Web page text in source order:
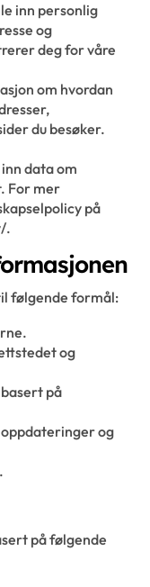
inn personlig
og
deg for våre
om hvordan
du besøker.
data om
For mer
på
.
følgende formål:
og
på
og
på følgende